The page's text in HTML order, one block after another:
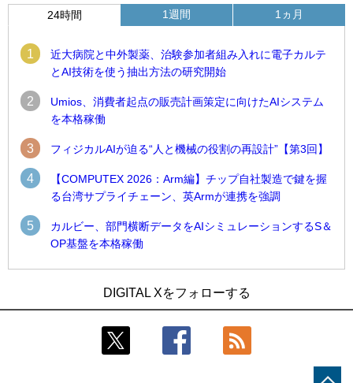
24時間
1
近大病院と中外製薬、治験参加者組み入れに電子カルテ
とAI技術を使う抽出方法の研究開始
2
Umios、消費者起点の販売計画策定に向けたAIシステム
を本格稼働
3 フィジカルAIが迫る“人と機械の役割の再設計”【第3回】
4
【COMPUTEX 2026：Arm編】チップ自社製造で鍵を握
る台湾サプライチェーン、英Armが連携を強調
5
カルビー、部門横断データをAIシミュレーションするS＆
OP基盤を本格稼働
1週間
製造業の現場の暗黙知を組織横断で活用するためのナレッジ
管理基盤、LIGHTzが提供
コスモ石油、製油所の設備点検への四足歩行ロボット利用を
1ヵ月
合基盤を本格稼働
鹿島建設、鋼管柱へのコンクリート充填時の異常を検出する
AIを遠隔監視システムに実装
そもそも今の仕事はAIエージェントを求めているのか【第25
DIGITAL Xをフォローする